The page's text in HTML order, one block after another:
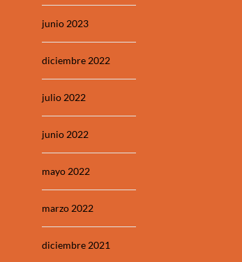
junio 2023
diciembre 2022
julio 2022
junio 2022
mayo 2022
marzo 2022
diciembre 2021